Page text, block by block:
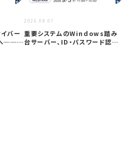
バー
──自
2026.08.07
重要システムのWindows踏み
台サーバー、ID・パスワード認証